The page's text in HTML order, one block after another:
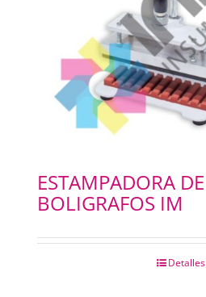
ESTAMPADORA DE
BOLIGRAFOS IM
Detalles